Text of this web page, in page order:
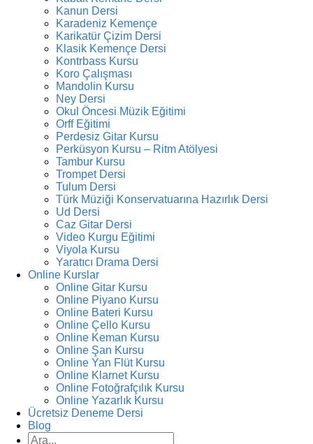
Kanun Dersi
Karadeniz Kemençe
Karikatür Çizim Dersi
Klasik Kemençe Dersi
Kontrbass Kursu
Koro Çalışması
Mandolin Kursu
Ney Dersi
Okul Öncesi Müzik Eğitimi
Orff Eğitimi
Perdesiz Gitar Kursu
Perküsyon Kursu – Ritm Atölyesi
Tambur Kursu
Trompet Dersi
Tulum Dersi
Türk Müziği Konservatuarına Hazırlık Dersi
Ud Dersi
Caz Gitar Dersi
Video Kurgu Eğitimi
Viyola Kursu
Yaratıcı Drama Dersi
Online Kurslar
Online Gitar Kursu
Online Piyano Kursu
Online Bateri Kursu
Online Çello Kursu
Online Keman Kursu
Online Şan Kursu
Online Yan Flüt Kursu
Online Klarnet Kursu
Online Fotoğrafçılık Kursu
Online Yazarlık Kursu
Ücretsiz Deneme Dersi
Blog
Ara: